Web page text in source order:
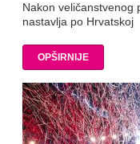
Nakon veličanstvenog
nastavlja po Hrvatskoj
OPŠIRNIJE